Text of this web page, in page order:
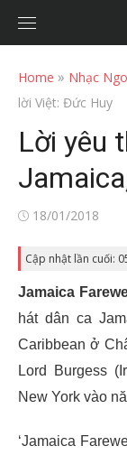
Home » Nhạc
lời Việt: Đức Huy
Lời yêu
Posted
18/01/2018
Cập nhật lần cuối:
Jamaica
hát dân ca
Caribbean ở
Lord Burgess
New York vào
‘Jamaica